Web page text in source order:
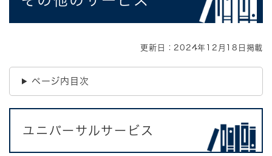
更新日：2024年12月18日掲載
ページ内目次
ユニバーサルサービス